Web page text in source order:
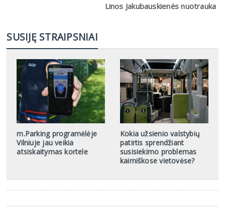
Linos Jakubauskienės nuotrauka
SUSIJĘ STRAIPSNIAI
m.Parking programėlėje
Vilniuje jau veikia
atsiskaitymas kortele
Kokia užsienio valstybių
patirtis sprendžiant
susisiekimo problemas
kaimiškose vietovėse?